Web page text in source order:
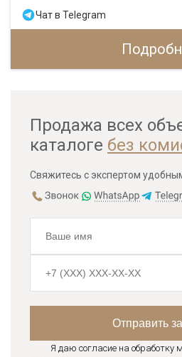
Чат в Telegram
Продажа всех
каталоге без
Свяжитесь с экспертом
Я даю согласие на обработку